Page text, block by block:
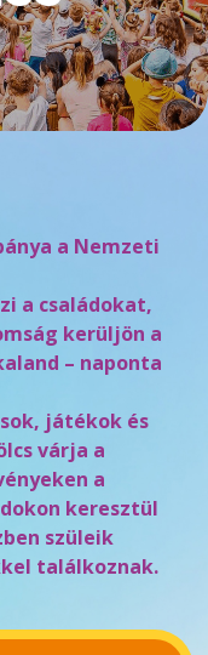
a Nemzeti
a családokat,
kerüljön a
– naponta
játékok és
várja a
a
keresztül
szüleik
találkoznak.